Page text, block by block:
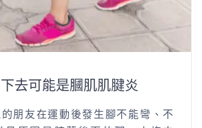
去可能是膕肌肌腱炎
朋友在運動後發生腳不能彎、不